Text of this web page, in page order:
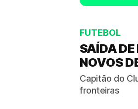
FUTEBOL
SAÍDA
NOVOS
Capitão do
fronteiras